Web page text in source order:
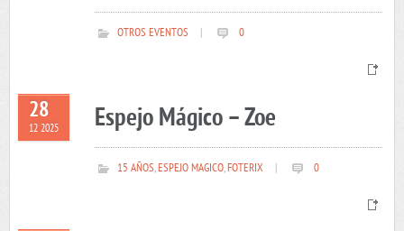
OTROS EVENTOS 0
28
12 2025 Espejo Mágico – Zoe
15 AÑOS,ESPEJO MAGICO,FOTERIX 0